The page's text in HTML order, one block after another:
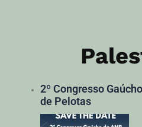
2º Congresso
de Pelotas